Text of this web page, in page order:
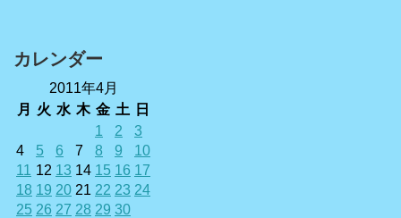
カレンダー
2011年4月
月
火 水 木 金 土 日
1 2
3
4
5 6 7 8 9
10
11 12 13 14 15 16 17
18 19 20 21 22 23 24
25 26 27 28 29 30